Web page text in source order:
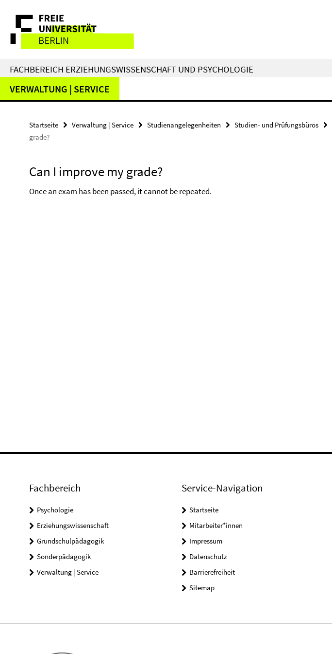
direkt
Inhalt
Service-
Navigation
FACHBEREICH ERZIEHUNGSWISSENSCHAFT UND PSYCHOLOGIE
VERWALTUNG | SERVICE
Startseite Verwaltung | Service Studienangelegenheiten Studien- und Prüfungsbüros
grade?
Can I improve my grade?
Once an exam has been passed, it cannot be repeated.
Fachbereich
Psychologie
Erziehungswissenschaft
Grundschulpädagogik
Sonderpädagogik
Verwaltung | Service
Service-Navigation
Startseite
Mitarbeiter*innen
Impressum
Datenschutz
Barrierefreiheit
Sitemap